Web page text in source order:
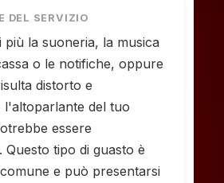
DEL SERVIZIO
più la suoneria, la musica
o le notifiche, oppure
distorto e
l'altoparlante del tuo
essere
Questo tipo di guasto è
e può presentarsi